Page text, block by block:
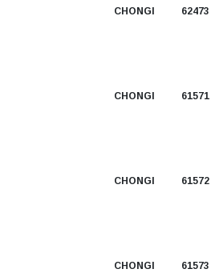
CHONGI 62473
CHONGI 61571
CHONGI 61572
CHONGI 61573